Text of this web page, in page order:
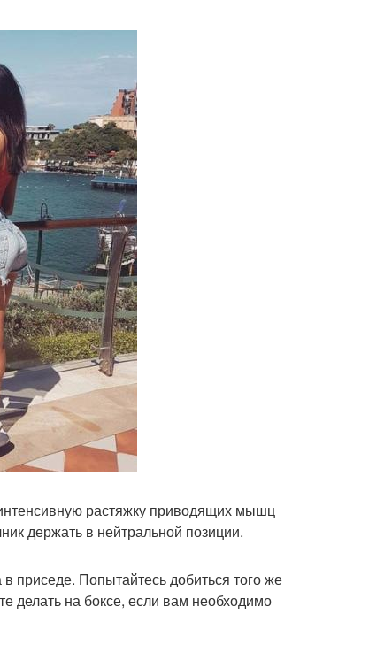
растяжку приводящих мышц
держать в нейтральной позиции.
приседе. Попытайтесь добиться того же
делать на боксе, если вам необходимо